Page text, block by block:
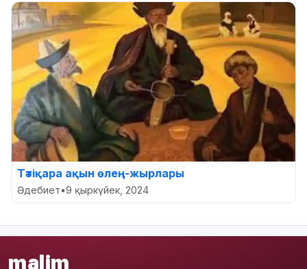
Тәтіқара ақын өлең-жырлары
Әдебиет•9 қыркүйек, 2024
malim